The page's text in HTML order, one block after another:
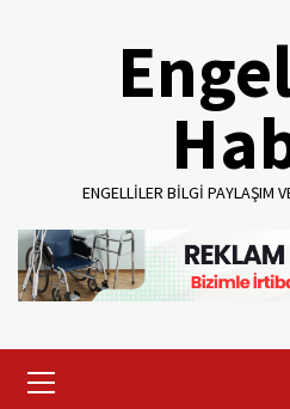
ENGELLILER BILGI PAYLAŞIM
Menu